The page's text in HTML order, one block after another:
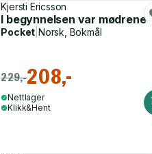
Kjersti Ericsson
I begynnelsen var mødrene
Pocket Norsk, Bokmål
229,-208,-
Nettlager
Klikk&Hent